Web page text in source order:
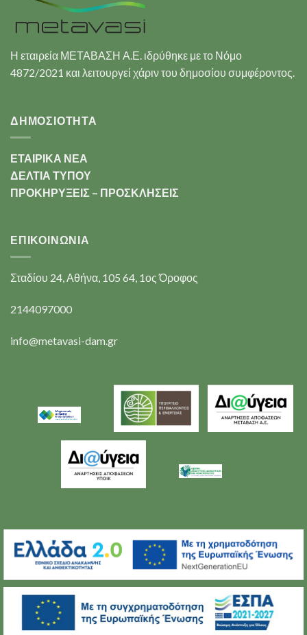
Η εταιρεία ΜΕΤΑΒΑΣΗ Α.Ε. ιδρύθηκε με το Νόμο
4872/2021 και λειτουργεί χάριν του δημοσίου συμφέροντος.
ΔΗΜΟΣΙΟΤΗΤΑ
ΕΤΑΙΡΙΚΑ ΝΕΑ
ΔΕΛΤΙΑ ΤΥΠΟΥ
ΠΡΟΚΗΡΥΞΕΙΣ – ΠΡΟΣΚΛΗΣΕΙΣ
ΕΠΙΚΟΙΝΩΝΊΑ
Σταδίου 24, Αθήνα, 105 64, 1ος Όροφος
2144097000
info@metavasi-dam.gr